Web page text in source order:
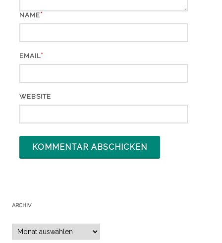
NAME*
EMAIL*
WEBSITE
ARCHIV
Archiv